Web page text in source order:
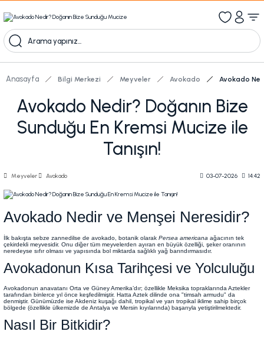
Kampanyalı Ürünleri Görüntüle
Anasayfa Bilgi Merkezi Meyveler Avokado Avokado
Avokado Nedir? Doğanın Bize
Sunduğu En Kremsi Mucize ile
Tanışın!
Meyveler Avokado 03-07-2026 14:42
Avokado Nedir ve Menşei Neresidir?
İlk bakışta sebze zannedilse de avokado, botanik olarak Persea americana ağacının tek
çekirdekli meyvesidir. Onu diğer tüm meyvelerden ayıran en büyük özelliği, şeker oranının
neredeyse sıfır olması ve yapısında bol miktarda sağlıklı yağ barındırmasıdır.
Avokadonun Kısa Tarihçesi ve Yolculuğu
Avokadonun anavatanı Orta ve Güney Amerika’dır; özellikle Meksika topraklarında Aztekler
tarafından binlerce yıl önce keşfedilmiştir. Hatta Aztek dilinde ona "timsah armudu" da
denmiştir. Günümüzde ise Akdeniz kuşağı dahil, tropikal ve yarı tropikal iklime sahip birçok
bölgede (özellikle ülkemizde de Antalya ve Mersin kıyılarında) başarıyla yetiştirilmektedir.
Nasıl Bir Bitkidir?